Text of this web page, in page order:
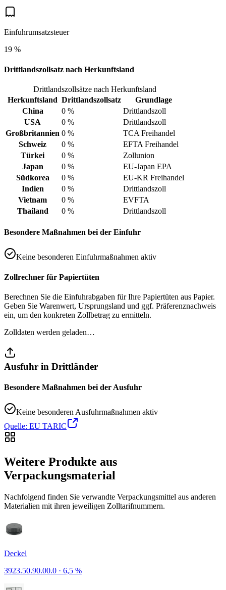
Einfuhrumsatzsteuer
19 %
Drittlandszollsatz nach Herkunftsland
Drittlandszollsätze nach Herkunftsland
Herkunftsland Drittlandszollsatz
Grundlage
China
0 %
Drittlandszoll
USA
0 %
Drittlandszoll
Großbritannien 0 %
TCA Freihandel
Schweiz
0 %
EFTA Freihandel
Türkei
0 %
Zollunion
Japan
0 %
EU-Japan EPA
Südkorea
0 %
EU-KR Freihandel
Indien
0 %
Drittlandszoll
Vietnam
0 %
EVFTA
Thailand
0 % Drittlandszoll
Besondere Maßnahmen bei der Einfuhr
Keine besonderen Einfuhrmaßnahmen aktiv
Zollrechner für Papiertüten
Berechnen Sie die Einfuhrabgaben für Ihre Papiertüten aus Papier.
Geben Sie Warenwert, Ursprungsland und ggf. Präferenznachweis
ein, um den konkreten Zollbetrag zu ermitteln.
Zolldaten werden geladen…
Ausfuhr in Drittländer
Besondere Maßnahmen bei der Ausfuhr
Keine besonderen Ausfuhrmaßnahmen aktiv
Quelle: EU TARIC
Weitere Produkte aus
Verpackungsmaterial
Nachfolgend finden Sie verwandte Verpackungsmittel aus anderen
Materialien mit ihren jeweiligen Zolltarifnummern.
Deckel
3923.50.90.00.0 · 6,5 %